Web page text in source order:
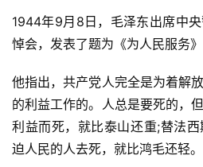
1944年9月8日，毛泽东出席中
悼会，发表了题为《为人民服务》
他指出，共产党人完全是为着解
的利益工作的。人总是要死的，
利益而死，就比泰山还重;替法
迫人民的人去死，就比鸿毛还轻。